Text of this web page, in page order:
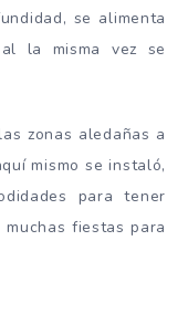
se alimenta
la misma vez se
zonas aledañas a
mismo se instaló,
para tener
fiestas para